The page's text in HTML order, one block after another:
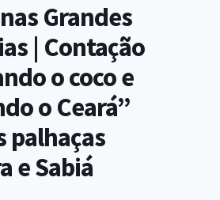
Grandes
| Contação
o coco e
o Ceará”
palhaças
e Sabiá